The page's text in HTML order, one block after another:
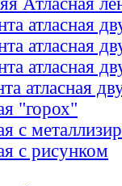
атласная
атласная
атласная
атласная
"горох"
с
с рисунком